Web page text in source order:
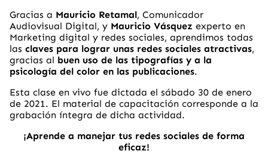
Gracias a Mauricio Retamal, Comunicador
Audiovisual Digital, y Mauricio Vásquez experto en
Marketing digital y redes sociales, aprendimos todas
las claves para lograr unas redes sociales atractivas,
gracias al buen uso de las tipografías y a la
psicología del color en las publicaciones.
Esta clase en vivo fue dictada el sábado 30 de enero
de 2021. El material de capacitación corresponde a la
grabación íntegra de dicha actividad.
¡Aprende a manejar tus redes sociales de forma
eficaz!